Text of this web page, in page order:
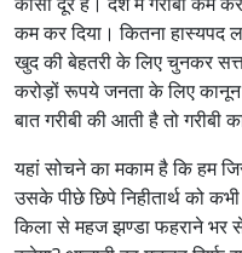
कम कर दिया। कितना हास्यपद
खुद की बेहतरी के लिए चुनकर
करोड़ों रूपये जनता के लिए
बात गरीबी की आती है तो गरीबी
यहां सोचने का मकाम है कि हम
उसके पीछे छिपे निहीतार्थ को
किला से महज झण्डा फहराने